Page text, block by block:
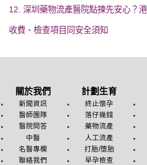
12. 深圳藥物流產醫院點揀先安心？
收費、檢查項目同安全須知
關於我們
新聞資訊
醫師團隊
醫院問答
中醫
名醫專欄
聯絡我們
計劃生育
終止懷孕
落仔幾錢
藥物流產
人工流產
打胎/堕胎
早孕檢查